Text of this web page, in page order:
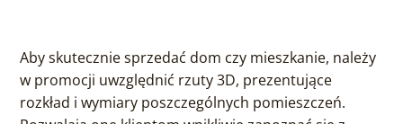
Aby skutecznie sprzedać dom czy mieszkanie, należy
w promocji uwzględnić rzuty 3D, prezentujące
rozkład i wymiary poszczególnych pomieszczeń.